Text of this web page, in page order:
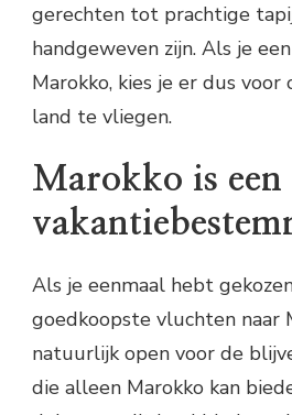
gerechten tot prachtige
handgeweven zijn. Als je
Marokko, kies je er dus voor
land te vliegen.
Marokko is een
Als je eenmaal hebt
goedkoopste vluchten naar
natuurlijk open voor de
die alleen Marokko kan